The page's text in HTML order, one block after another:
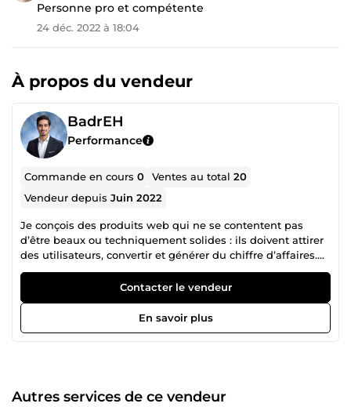
Personne pro et compétente
24 déc. 2022 à 18:04
À propos du vendeur
BadrEH
Performance
Commande en cours0 Ventes au total20
Vendeur depuisJuin 2022
Je conçois des produits web qui ne se contentent pas
d’être beaux ou techniquement solides : ils doivent attirer
des utilisateurs, convertir et générer du chiffre d’affaires.
Développeur spécialisé en applications web, intelligence
artificielle, SaaS, SEO et GEO, je maîtrise l’ensemble du
cycle produit : idée, conception, développement,
lancement, acquisition et optimisation. Je développe et
exploite également mes propres SaaS, dont certains
conversion et de la rentabilité. Ce que je fais pour vous
Sites web &amp; landing pages : interfaces modernes,
Contacter le vendeur
En savoir plus
Autres services de ce vendeur